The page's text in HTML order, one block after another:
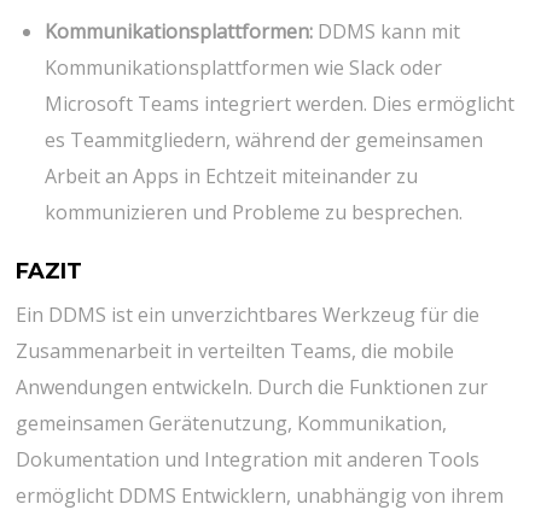
Kommunikationsplattformen: DDMS kann mit
Kommunikationsplattformen wie Slack oder
Microsoft Teams integriert werden. Dies ermöglicht
es Teammitgliedern, während der gemeinsamen
Arbeit an Apps in Echtzeit miteinander zu
kommunizieren und Probleme zu besprechen.
FAZIT
Ein DDMS ist ein unverzichtbares Werkzeug für die
Zusammenarbeit in verteilten Teams, die mobile
Anwendungen entwickeln. Durch die Funktionen zur
gemeinsamen Gerätenutzung, Kommunikation,
Dokumentation und Integration mit anderen Tools
ermöglicht DDMS Entwicklern, unabhängig von ihrem